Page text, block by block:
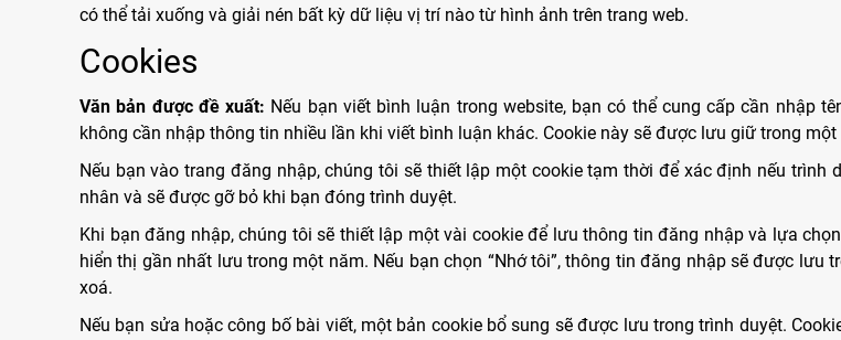
có thể tải xuống và giải nén bất kỳ dữ liệu vị trí nào từ hình ảnh trên trang web.
Cookies
Văn bản được đề xuất: Nếu bạn viết bình luận trong website, bạn có thể cung cấp cần nhập
không cần nhập thông tin nhiều lần khi viết bình luận khác. Cookie này sẽ được lưu giữ trong một
Nếu bạn vào trang đăng nhập, chúng tôi sẽ thiết lập một cookie tạm thời để xác định nếu
nhân và sẽ được gỡ bỏ khi bạn đóng trình duyệt.
Khi bạn đăng nhập, chúng tôi sẽ thiết lập một vài cookie để lưu thông tin đăng nhập và lựa
hiển thị gần nhất lưu trong một năm. Nếu bạn chọn “Nhớ tôi”, thông tin đăng nhập sẽ được
xoá.
Nếu bạn sửa hoặc công bố bài viết, một bản cookie bổ sung sẽ được lưu trong trình duyệt.